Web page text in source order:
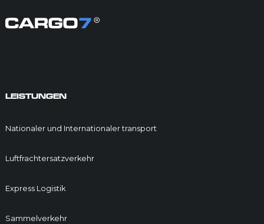
LEISTUNGEN
Nationaler und Internationaler transport
Luftfrachtersatzverkehr
Express Logistik
Sammelverkehr